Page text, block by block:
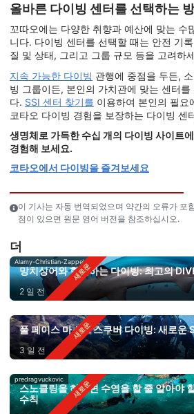
올바른 다이빙 센터를 선택하는
꼬따오에는 다양한 취향과 예산에 맞는 수
니다. 다이빙 센터를 선택할 때는 안전 기
질 및 상태, 그리고 그룹 규모 등을 고려하
지속 가능한 다이빙 관행에 중점을 두든,
빙 그룹이든, 본인의 가치관에 맞는 센터
다. SSI 센터 찾기를 이용하여 본인의 필요
코타오 다이빙 경험을 보장하는 다이빙 센
생명체로 가득한 수십 개의 다이빙 사이트
경험해 보세요.
코타오에서 다이빙을 즐겨보세요
이 기사는 자동 번역되었으며 약간의 오류가 포
점이 있으면 원문 영어 버전을 참조하십시오.
더
Alamy-Christian-Zappel
망치상어와 함께하는 다이빙: 최고의
2 일 전
풀 페이스 마스크 스쿠버 다이빙: 새로운
3 일 전
predragvuckovic
스노클링을 하려면 수영을 할 줄 알아야
수칙